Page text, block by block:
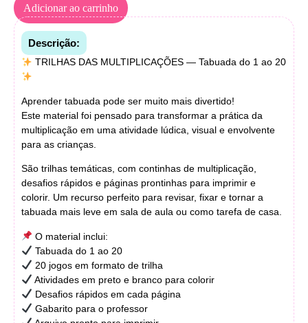
Adicionar ao carrinho
Descrição:
TRILHAS DAS MULTIPLICAÇÕES — Tabuada do 1 ao 20
Aprender tabuada pode ser muito mais divertido!
Este material foi pensado para transformar a prática da
multiplicação em uma atividade lúdica, visual e envolvente
para as crianças.
São trilhas temáticas, com continhas de multiplicação,
desafios rápidos e páginas prontinhas para imprimir e
colorir. Um recurso perfeito para revisar, fixar e tornar a
tabuada mais leve em sala de aula ou como tarefa de casa.
O material inclui:
Tabuada do 1 ao 20
20 jogos em formato de trilha
Atividades em preto e branco para colorir
Desafios rápidos em cada página
Gabarito para o professor